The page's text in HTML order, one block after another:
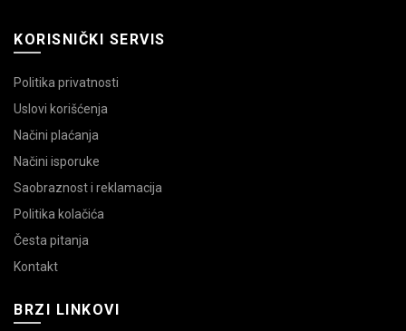
KORISNIČKI SERVIS
Politika privatnosti
Uslovi korišćenja
Načini plaćanja
Načini isporuke
Saobraznost i reklamacija
Politika kolačića
Česta pitanja
Kontakt
BRZI LINKOVI